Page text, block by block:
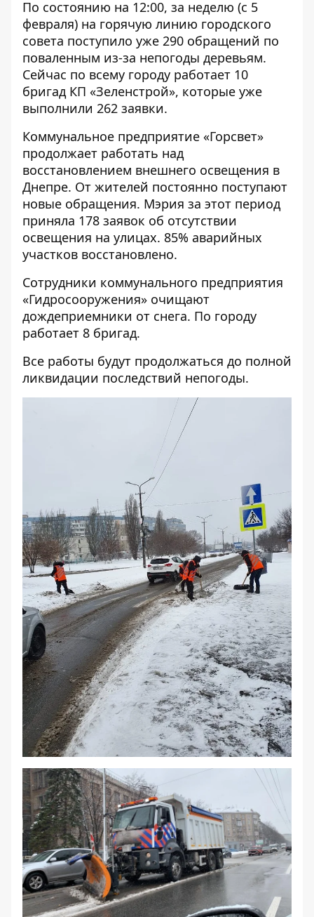
По состоянию на 12:00, за неделю (с 5
февраля) на горячую линию городского
совета поступило уже 290 обращений по
поваленным из-за непогоды деревьям.
Сейчас по всему городу работает 10
бригад КП «Зеленстрой», которые уже
выполнили 262 заявки.
Коммунальное предприятие «Горсвет»
продолжает работать над
восстановлением внешнего освещения в
Днепре. От жителей постоянно поступают
новые обращения. Мэрия за этот период
приняла 178 заявок об отсутствии
освещения на улицах. 85% аварийных
участков восстановлено.
Сотрудники коммунального предприятия
«Гидросооружения» очищают
дождеприемники от снега. По городу
работает 8 бригад.
Все работы будут продолжаться до полной
ликвидации последствий непогоды.